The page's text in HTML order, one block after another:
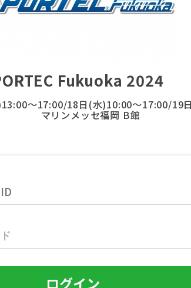
Fukuoka 2024
～17:00/18日(水)10:00～17:00/19
マリンメッセ福岡 B館